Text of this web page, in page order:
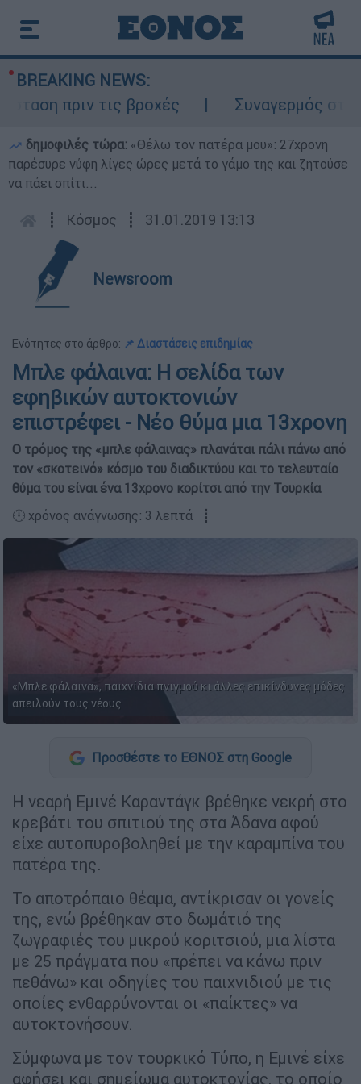
BREAKING NEWS:
πριν τις βροχές
Συναγερμός στον
δημοφιλές τώρα: «Θέλω τον πατέρα μου»: 27χρονη
παρέσυρε νύφη λίγες ώρες μετά το γάμο της και ζητούσε
να πάει σπίτι...
┋ Κόσμος ┋ 31.01.2019 13:13
Newsroom
Ενότητες στο άρθρο: 📌 Διαστάσεις επιδημίας
Μπλε φάλαινα: Η σελίδα των
εφηβικών αυτοκτονιών
επιστρέφει - Νέο θύμα μια 13χρονη
Ο τρόμος της «μπλε φάλαινας» πλανάται πάλι πάνω από
τον «σκοτεινό» κόσμο του διαδικτύου και το τελευταίο
θύμα του είναι ένα 13χρονο κορίτσι από την Τουρκία
🕛 χρόνος ανάγνωσης: 3 λεπτά ┋
«Μπλε φάλαινα», παιχνίδια πνιγμού κι άλλες επικίνδυνες μόδες
απειλούν τους νέους
Προσθέστε το ΕΘΝΟΣ στη Google
Η νεαρή Εμινέ Καραντάγκ βρέθηκε νεκρή στο
κρεβάτι του σπιτιού της στα Άδανα αφού
είχε αυτοπυροβοληθεί με την καραμπίνα του
πατέρα της.
Το αποτρόπαιο θέαμα, αντίκρισαν οι γονείς
της, ενώ βρέθηκαν στο δωμάτιό της
ζωγραφιές του μικρού κοριτσιού, μια λίστα
με 25 πράγματα που «πρέπει να κάνω πριν
πεθάνω» και οδηγίες του παιχνιδιού με τις
οποίες ενθαρρύνονται οι «παίκτες» να
αυτοκτονήσουν.
Σύμφωνα με τον τουρκικό Τύπο, η Εμινέ είχε
αφήσει και σημείωμα αυτοκτονίας, το οποίο